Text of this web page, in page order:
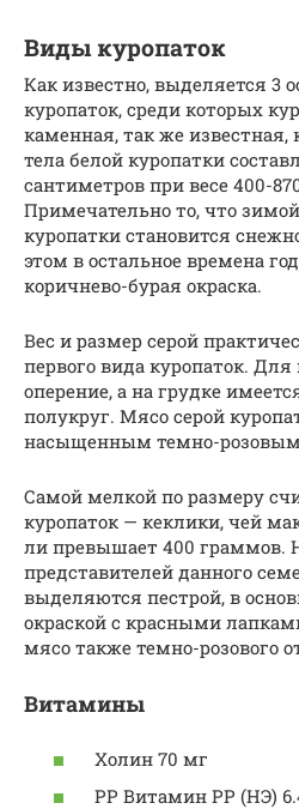
Виды куропаток
Как известно, выделяется 3
куропаток, среди которых
каменная, так же
тела белой куропатки
сантиметров при весе 400-
Примечательно то, что
куропатки становится
этом в остальное времена
коричнево-бурая окраска.
Вес и размер серой
первого вида куропаток. Для
оперение, а на грудке
полукруг. Мясо серой
насыщенным темно-розовым
Самой мелкой по размеру
куропаток — кеклики, чей
ли превышает 400 граммов.
представителей данного
выделяются пестрой, в
окраской с красными
мясо также темно-розового
Витамины
Холин 70 мг
PP Витамин PP (НЭ)